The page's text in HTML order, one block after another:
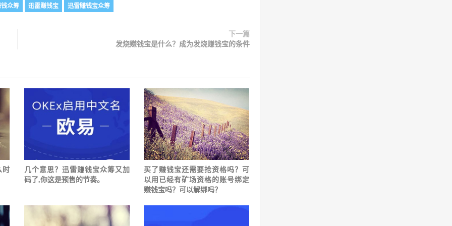
众筹 迅雷赚钱宝 迅雷赚钱宝众筹
下一篇
发烧赚钱宝是什么？成为发烧赚钱宝的条件
时
几个意思？迅雷赚钱宝众筹又加
码了,你这是预售的节奏。
买了赚钱宝还需要抢资格吗？可
以用已经有矿场资格的账号绑定
赚钱宝吗？可以解绑吗？